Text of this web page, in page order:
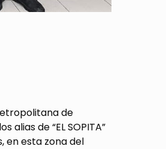
de
de “EL SOPITA”
en esta zona del